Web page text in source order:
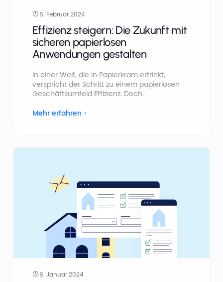
6. Februar 2024
Effizienz steigern: Die Zukunft mit
sicheren papierlosen
Anwendungen gestalten
In einer Welt, die in Papierkram ertrinkt,
verspricht der Schritt zu einem papierlosen
Geschäftsumfeld Effizienz. Doch
Veränderungen, mangelndes Verständnis,
den Wechsel mit benutzerfreundlichen
Mehr erfahren
8. Januar 2024